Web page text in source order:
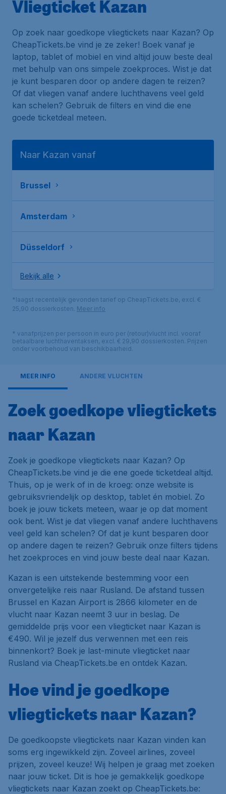
Vliegticket Kazan
Op zoek naar goedkope vliegtickets naar Kazan? Op
CheapTickets.be vind je ze zeker! Boek vanaf je
laptop, tablet of mobiel en vind altijd jouw beste deal
met behulp van ons simpele zoekproces. Wist je dat
je kunt besparen door op andere dagen te reizen?
Of dat vliegen vanaf andere luchthavens veel geld
kan schelen? Gebruik de filters en vind die ene
goede ticketdeal meteen.
Naar Kazan vanaf
Brussel
Amsterdam
Düsseldorf
Bekijk alle
*laagst recentelijk gevonden tarief op CheapTickets.be, excl. €
25,90 dossierkosten. Meer info
* vanafprijzen per persoon in euro per (retour)vlucht incl. vooraf
betaalbare luchthaventaksen, excl. € 29,90 dossierkosten. Prijzen
onder voorbehoud van beschikbaarheid.
MEER INFO ANDERE VLUCHTEN
Zoek goedkope vliegtickets
naar Kazan
Zoek je goedkope vliegtickets naar Kazan? Op
CheapTickets.be vind je die ene goede ticketdeal altijd.
Thuis, op je werk of in de kroeg: onze website is
gebruiksvriendelijk op desktop, tablet én mobiel. Zo
boek je jouw tickets meteen, waar je op dat moment
ook bent. Wist je dat vliegen vanaf andere luchthavens
veel geld kan schelen? Of dat je kunt besparen door
op andere dagen te reizen? Gebruik onze filters tijdens
het zoekproces en vind jouw beste deal naar Kazan.
Kazan is een uitstekende bestemming voor een
onvergetelijke reis naar Rusland. De afstand tussen
Brussel en Kazan Airport is 2866 kilometer en de
vlucht naar Kazan neemt 3 uur in beslag. De
gemiddelde prijs voor een vliegticket naar Kazan is
€490. Wil je jezelf dus verwennen met een reis
binnenkort? Boek je last-minute vliegticket naar
Rusland via CheapTickets.be en ontdek Kazan.
Hoe vind je goedkope
vliegtickets naar Kazan?
De goedkoopste vliegtickets naar Kazan vinden kan
soms erg ingewikkeld zijn. Zoveel airlines, zoveel
prijzen, zoveel keuze! Wij helpen je graag met zoeken
naar jouw ticket. Dit is hoe je gemakkelijk goedkope
vliegtickets naar Kazan zoekt op CheapTickets.be: